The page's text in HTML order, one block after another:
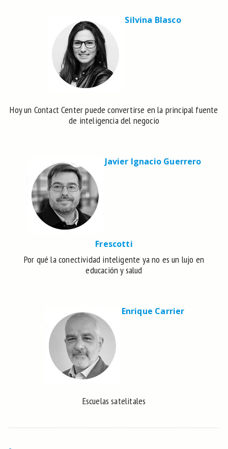
Silvina Blasco
Hoy un Contact Center puede convertirse en la principal fuente
de inteligencia del negocio
Javier Ignacio Guerrero
Frescotti
Por qué la conectividad inteligente ya no es un lujo en
educación y salud
Enrique Carrier
Escuelas satelitales